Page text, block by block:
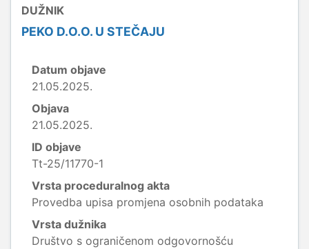
DUŽNIK
PEKO D.O.O. U STEČAJU
Datum objave
21.05.2025.
Objava
21.05.2025.
ID objave
Tt-25/11770-1
Vrsta proceduralnog akta
Provedba upisa promjena osobnih podataka
Vrsta dužnika
Društvo s ograničenom odgovornošću